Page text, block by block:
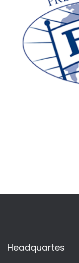
Headquartes